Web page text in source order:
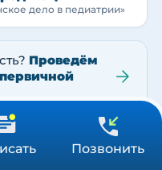
Позвонить
дело в педиатрии»
Проведём
консультацию